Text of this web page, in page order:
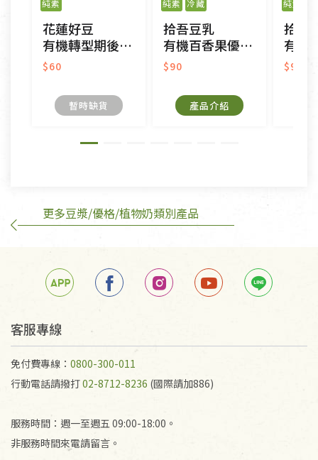
CD、VCD、DVD、電腦軟體，若產品瑕疵無法讀取僅
接受原片換新。
衣飾鞋類-如T恤，如於送達後水洗或污損者。
美容保養用品、內衣褲、襪子、口罩等私人消耗性產
內衣褲、襪子、口罩個人衛生用品除商品本身有瑕疵
外,依據《通訊交易解除權合理例外情事適用準
純素
花蓮好豆
有機轉型期後山醇豆奶茶
$60
暫時缺貨
純素 冷藏
拾吾豆乳
有機百香果優酪豆乳
$90
產品介紹
純素
拾吾
有機轉型
$90
更多豆漿/優格/植物奶類別產品
客服專線
免付費專線： 0800-300-011
行動電話請撥打02-8712-8236 (國際請加886)
服務時間：週一至週五 09:00-18:00。
非服務時間來電請留言。